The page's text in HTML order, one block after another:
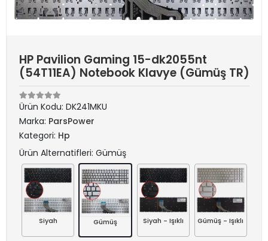
HP Pavilion Gaming 15-dk2055nt
(54T11EA) Notebook Klavye (Gümüş TR)
Ürün Kodu: DK241MKU
Marka: ParsPower
Kategori: Hp
Ürün Alternatifleri: Gümüş
Siyah Gümüş Siyah - Işıklı Gümüş - Işıklı